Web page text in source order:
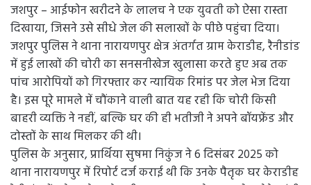
जशपुर – आईफोन खरीदने के लालच ने एक युवती को ऐसा रास्ता
दिखाया, जिसने उसे सीधे जेल की सलाखों के पीछे पहुंचा दिया।
जशपुर पुलिस ने थाना नारायणपुर क्षेत्र अंतर्गत ग्राम केराडीह, रैनीडांड
में हुई लाखों की चोरी का सनसनीखेज खुलासा करते हुए अब तक
पांच आरोपियों को गिरफ्तार कर न्यायिक रिमांड पर जेल भेज दिया
है। इस पूरे मामले में चौंकाने वाली बात यह रही कि चोरी किसी
बाहरी व्यक्ति ने नहीं, बल्कि घर की ही भतीजी ने अपने बॉयफ्रेंड और
दोस्तों के साथ मिलकर की थी।
पुलिस के अनुसार, प्रार्थिया सुषमा निकुंज ने 6 दिसंबर 2025 को
थाना नारायणपुर में रिपोर्ट दर्ज कराई थी कि उनके पैतृक घर केराडीह